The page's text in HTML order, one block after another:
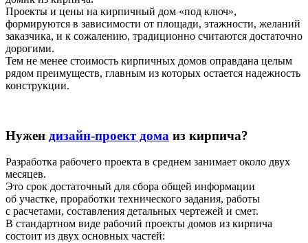
Проекты и цены на кирпичный дом «под ключ»,
формируются в зависимости от площади, этажности, желаний
заказчика, и к сожалению, традиционно считаются достаточно
дорогими.
Тем не менее стоимость кирпичных домов оправдана целым
рядом преимуществ, главным из которых остается надежность
конструкции.
Нужен дизайн-проект дома из кирпича?
Разработка рабочего проекта в среднем занимает около двух
месяцев.
Это срок достаточный для сбора общей информации
об участке, проработки технического задания, работы
с расчетами, составления детальных чертежей и смет.
В стандартном виде рабочий проекты домов из кирпича
состоит из двух основных частей: